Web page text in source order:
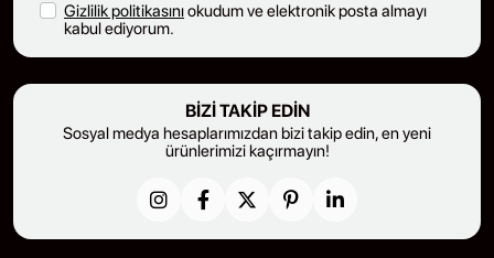
Gizlilik politikasınıokudum ve elektronik posta almayı
kabul ediyorum.
BIZI TAKIP EDIN
Sosyal medya hesaplarımızdan bizi takip edin, en yeni
ürünlerimizi kaçırmayın!